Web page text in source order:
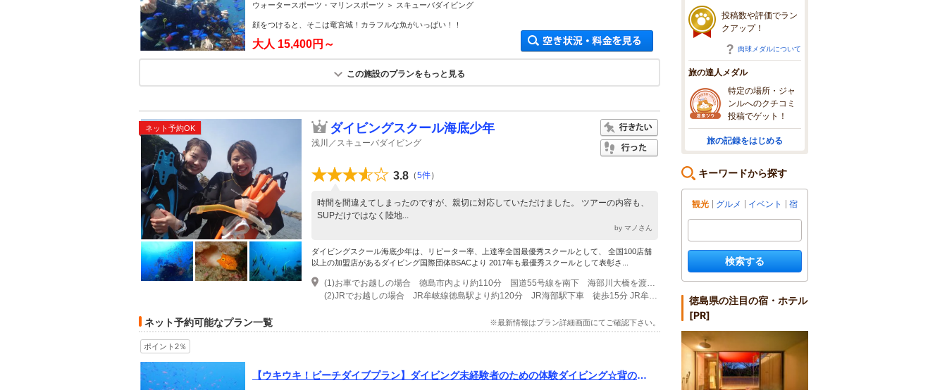
ウォータースポーツ・マリンスポーツ ＞ スキューバダイビング
顔をつけると、そこは竜宮城！カラフルな魚がいっぱい！！
大人 15,400円～
空き状況・料金を見る
この施設のプランをもっと見る
ネット予約OK ダイビングスクール海底少年
浅川／スキューバダイビング
3.8 （5件）
時間を間違えてしまったのですが、親切に対応していただけました。 ツアーの内容も、
SUPだけではなく陸地...
by マノさん
ダイビングスクール海底少年は、リピーター率、上達率全国最優秀スクールとして、 全国100店舗
以上の加盟店があるダイビング国際団体BSACより 2017年も最優秀スクールとして表彰さ...
(1)お車でお越しの場合 徳島市内より約110分 国道55号線を南下 海部川大橋を渡り左折 川沿いに走り約2～3分で右手にある蒼い建物が海底少年です。
(2)JRでお越しの場合 JR牟岐線徳島駅より約120分 JR海部駅下車 徒歩15分 JR牟岐駅止まりの場合もありますので、事前にご連絡いただければお迎えに行きますので安心してください。
ネット予約可能なプラン一覧 ※最新情報はプラン詳細画面にてご確認下さい。
ポイント2％
【ウキウキ！ビーチダイブプラン】ダイビング未経験者のための体験ダイビング☆背の立
投稿数や評価でラン
クアップ！
肉球メダルについて
旅の達人メダル
特定の場所・ジャ
ンルへのクチコミ
投稿でゲット！
旅の記録をはじめる
キーワードから探す
観光 グルメ イベント 宿
検索する
徳島県の注目の宿・ホテル
[PR]